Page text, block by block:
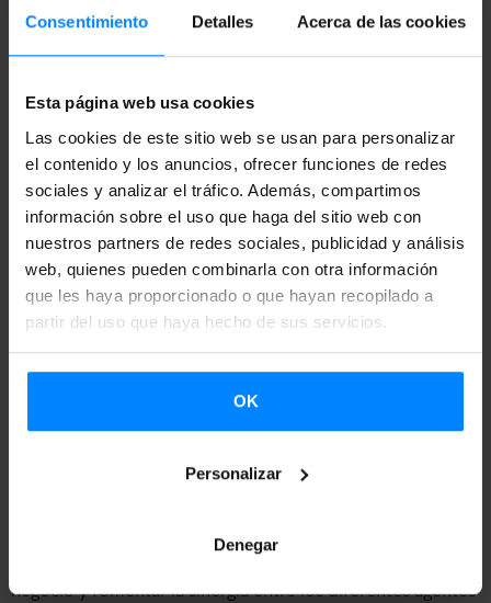
Consentimiento Detalles Acerca de las cookies
Esta página web usa cookies
Las cookies de este sitio web se usan para personalizar
el contenido y los anuncios, ofrecer funciones de redes
sociales y analizar el tráfico. Además, compartimos
información sobre el uso que haga del sitio web con
nuestros partners de redes sociales, publicidad y análisis
web, quienes pueden combinarla con otra información
que les haya proporcionado o que hayan recopilado a
partir del uso que haya hecho de sus servicios.
OK
Personalizar
Denegar
de 20 años en la música) encabeza el grupo guipuzcoano
buena oportunidad para escuchar sus últimos discos como
‘Zure aurrekari penalak’ o el más reciente ‘Epilogo bat’.
Anari y Vulk no serán los únicos embajadores de la música
vasca en Sevilla. En su décima edición, también está
confirmada la presencia de Exnovios (viernes 23-00.30h.-
Sala X); Pet Fennec (sábado 24-20.45h.-Fun Club /
Escenario AIE); Melenas (sábado 24-21.45h.-Vinilo Rock Bar
/ Escenario Festival Marvin CDMX); y Mazmorra (sábado
24-01.30h.-Discoteca Holiday by Obbio).
Stand Basque Music
Junto a los conciertos y a las jornadas profesionales,
comunicación entre empresas, incentivar las líneas de
negocio y fomentar la sinergia entre los diferentes agentes